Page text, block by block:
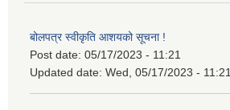
बोलपत्र स्वीकृति आशयको सूचना !
Post date: 05/17/2023 - 11:21
Updated date: Wed, 05/17/2023 - 11:21